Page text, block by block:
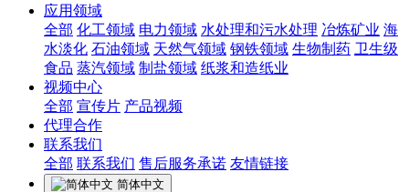
应用领域
全部 化工领域 电力领域 水处理和污水处理 冶炼矿业 海
水淡化 石油领域 天然气领域 钢铁领域 生物制药 卫生级
食品 蒸汽领域 制盐领域 纸浆和造纸业
视频中心
全部 宣传片 产品视频
代理合作
联系我们
全部 联系我们 售后服务承诺 友情链接
简体中文